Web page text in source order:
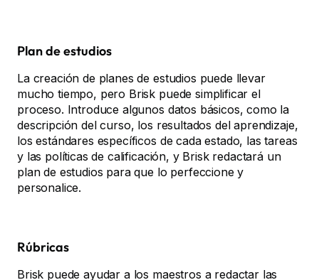
Plan de estudios
La creación de planes de estudios puede llevar
mucho tiempo, pero Brisk puede simplificar el
proceso. Introduce algunos datos básicos, como la
descripción del curso, los resultados del aprendizaje,
los estándares específicos de cada estado, las tareas
y las políticas de calificación, y Brisk redactará un
plan de estudios para que lo perfeccione y
personalice.
Rúbricas
Brisk puede ayudar a los maestros a redactar las